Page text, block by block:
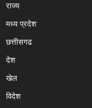
राज्य
मध्य प्रदेश
छत्तीसगढ
देश
खेल
विदेश